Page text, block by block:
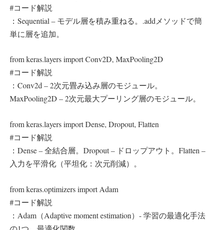
#コード解説
：Sequential – モデル層を積み重ねる。.addメソッドで簡
単に層を追加。
from keras.layers import Conv2D, MaxPooling2D
#コード解説
：Conv2d – 2次元畳み込み層のモジュール。
MaxPooling2D – 2次元最大プーリング層のモジュール。
from keras.layers import Dense, Dropout, Flatten
#コード解説
：Dense – 全結合層。Dropout – ドロップアウト。Flatten –
入力を平滑化（平坦化：次元削減）。
from keras.optimizers import Adam
#コード解説
：Adam（Adaptive moment estimation）- 学習の最適化手法